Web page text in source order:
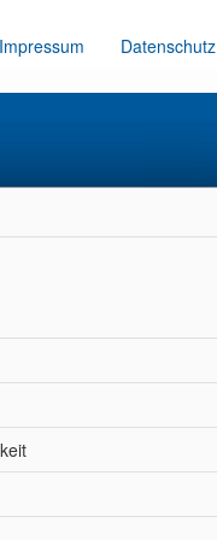
Impressum Datenschutz